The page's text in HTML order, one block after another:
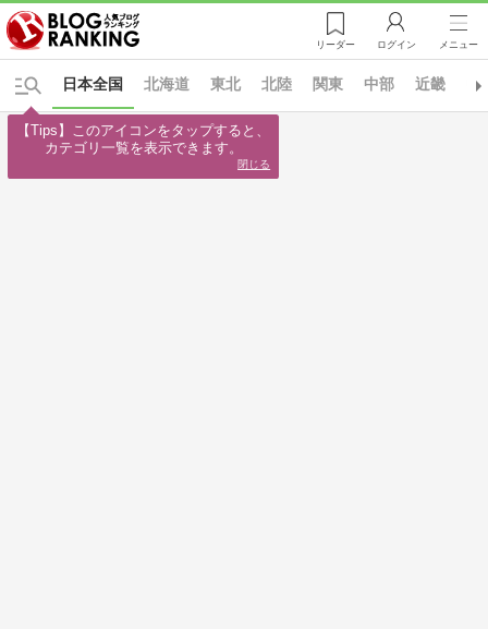
リーダー ログイン メニュー
日本全国 北海道 東北 北陸 関東 中部 近畿
【Tips】このアイコンをタップすると、
カテゴリ一覧を表示できます。
閉じる